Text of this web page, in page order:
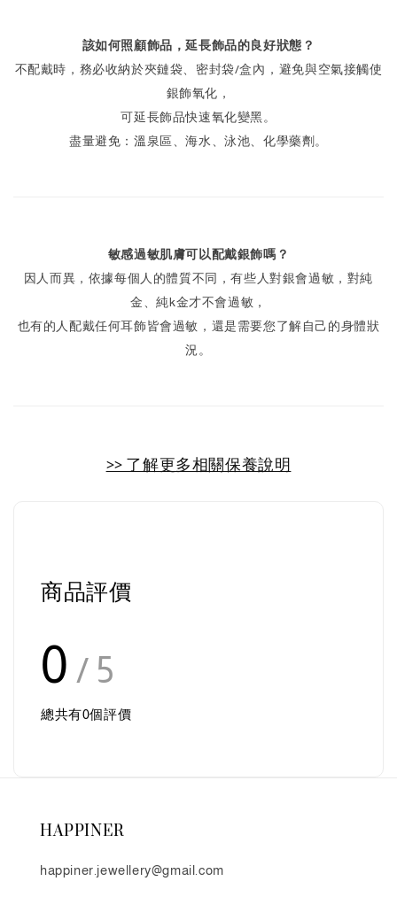
該如何照顧飾品，延長飾品的良好狀態？
不配戴時，務必收納於夾鏈袋、密封袋/盒內，避免與空氣接觸使
銀飾氧化，
可延長飾品快速氧化變黑。
盡量避免：溫泉區、海水、泳池、化學藥劑。
敏感過敏肌膚可以配戴銀飾嗎？
因人而異，依據每個人的體質不同，有些人對銀會過敏，對純
金、純k金才不會過敏，
也有的人配戴任何耳飾皆會過敏，還是需要您了解自己的身體狀
況。
>> 了解更多相關保養說明
商品評價
0 / 5
總共有0個評價
HAPPINER
happiner.jewellery@gmail.com